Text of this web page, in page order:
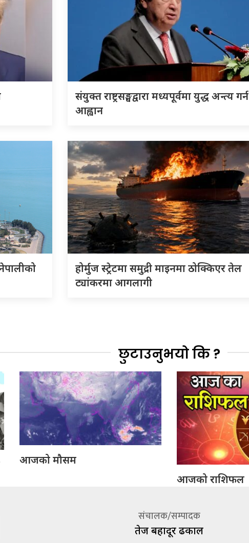
संयुक्त राष्ट्रसङ्घद्वारा मध्यपूर्वमा युद्ध अन्त्य गर्न
आह्वान
होर्मुज स्ट्रेटमा समुद्री माइनमा ठोक्किएर तेल
ट्यांकरमा आगलागी
छुटाउनुभयो कि ?
आजको मौसम
आजको राशिफल
संचालक/सम्पादक
तेज बहादूर ढकाल